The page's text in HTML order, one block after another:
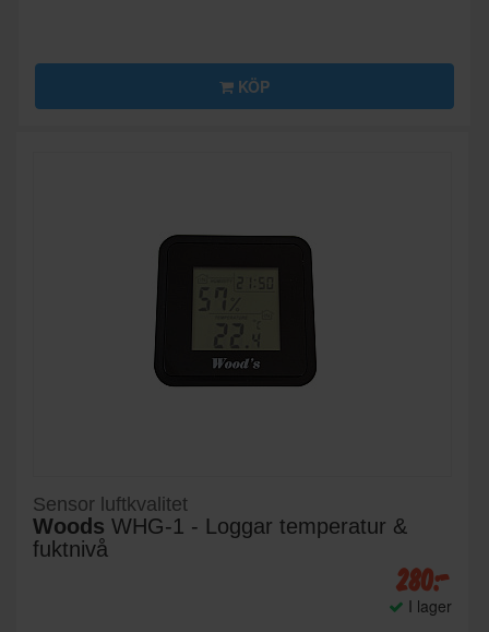
KÖP
Sensor luftkvalitet
Woods WHG-1 - Loggar temperatur &
fuktnivå
280:-
I lager